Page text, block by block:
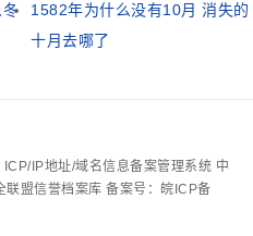
1582年为什么没有10月 消失的
十月去哪了
ICP/IP地址/域名信息备案管理系统 中
联盟信誉档案库 备案号：皖ICP备